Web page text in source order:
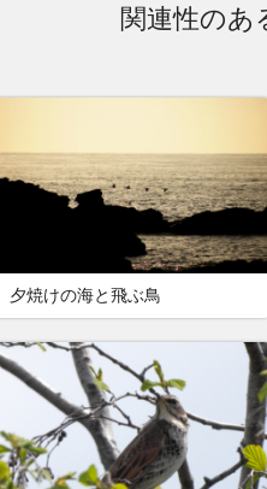
関連性のあ
夕焼けの海と飛ぶ鳥